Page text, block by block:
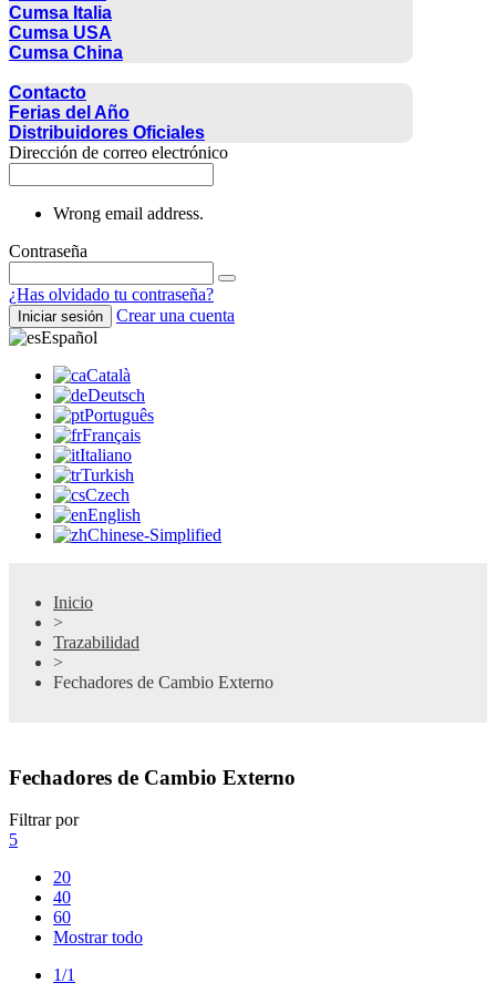
Cumsa Italia
Cumsa USA
Cumsa China
Contacto
Ferias del Año
Distribuidores Oficiales
Dirección de correo electrónico
Wrong email address.
Contraseña
¿Has olvidado tu contraseña?
Iniciar sesión
Crear una cuenta
Español
Català
Deutsch
Português
Français
Italiano
Turkish
Czech
English
Chinese-Simplified
Inicio
>
Trazabilidad
>
Fechadores de Cambio Externo
Fechadores de Cambio Externo
Filtrar por
5
20
40
60
Mostrar todo
1/1